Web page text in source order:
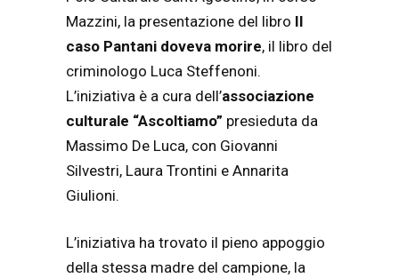
Mazzini, la presentazione del libro Il
caso Pantani doveva morire, il libro del
criminologo Luca Steffenoni.
L’iniziativa è a cura dell’associazione
culturale “Ascoltiamo” presieduta da
Massimo De Luca, con Giovanni
Silvestri, Laura Trontini e Annarita
Giulioni.
L’iniziativa ha trovato il pieno appoggio
della stessa madre del campione, la